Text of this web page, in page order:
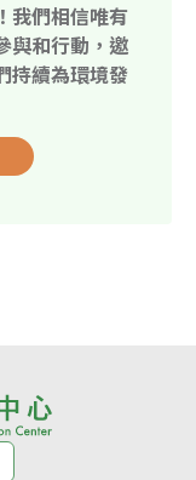
我們相信唯有
與和行動，邀
持續為環境發